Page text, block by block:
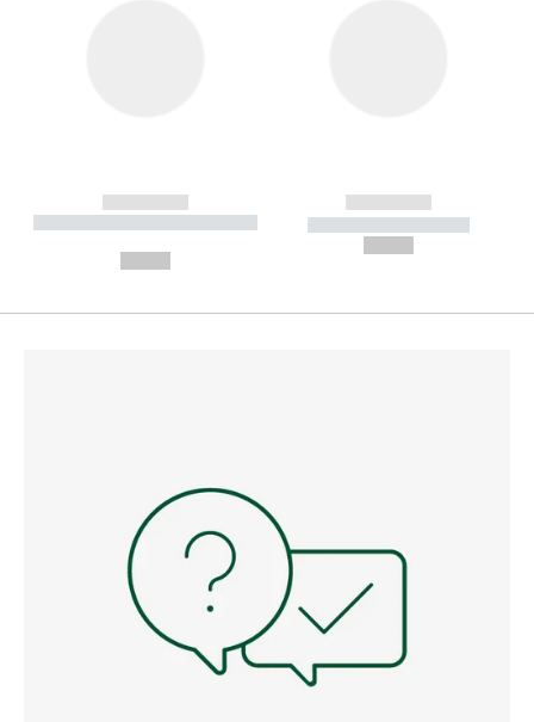
------------
----------- ----------- --------
------------
----------- -----------